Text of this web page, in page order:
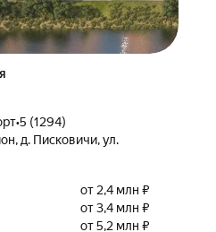
•5 (1294)
д. Писковичи, ул.
от 2,4 млн ₽
от 3,4 млн ₽
от 5,2 млн ₽